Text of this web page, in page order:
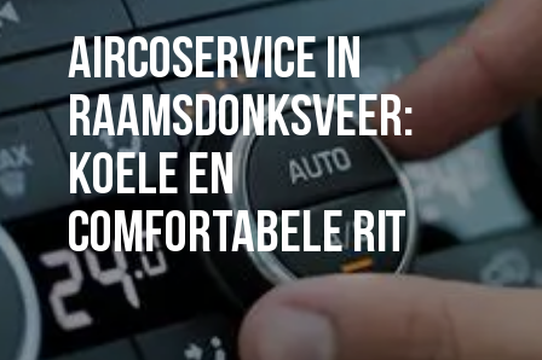
Aircoservice in
Raamsdonksveer:
Koele en
comfortabele rit